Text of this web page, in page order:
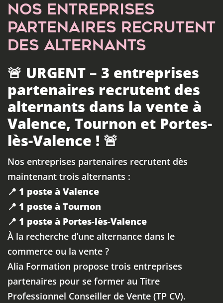
NOS ENTREPRISES
PARTENAIRES RECRUTENT
DES ALTERNANTS
🚨 URGENT – 3 entreprises
partenaires recrutent des
alternants dans la vente à
Valence, Tournon et Portes-
lès-Valence ! 🚨
Nos entreprises partenaires recrutent dès
maintenant trois alternants :
📍 1 poste à Valence
📍 1 poste à Tournon
📍 1 poste à Portes-lès-Valence
À la recherche d’une alternance dans le
commerce ou la vente ?
Alia Formation propose trois entreprises
partenaires pour se former au Titre
Professionnel Conseiller de Vente (TP CV).